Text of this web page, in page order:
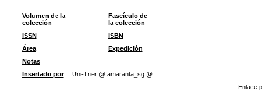
Volumen de la
colección
Fascículo de
la colección
ISSN
ISBN
Área
Expedición
Notas
Insertado por
Uni-Trier @ amaranta_sg @
Enlace